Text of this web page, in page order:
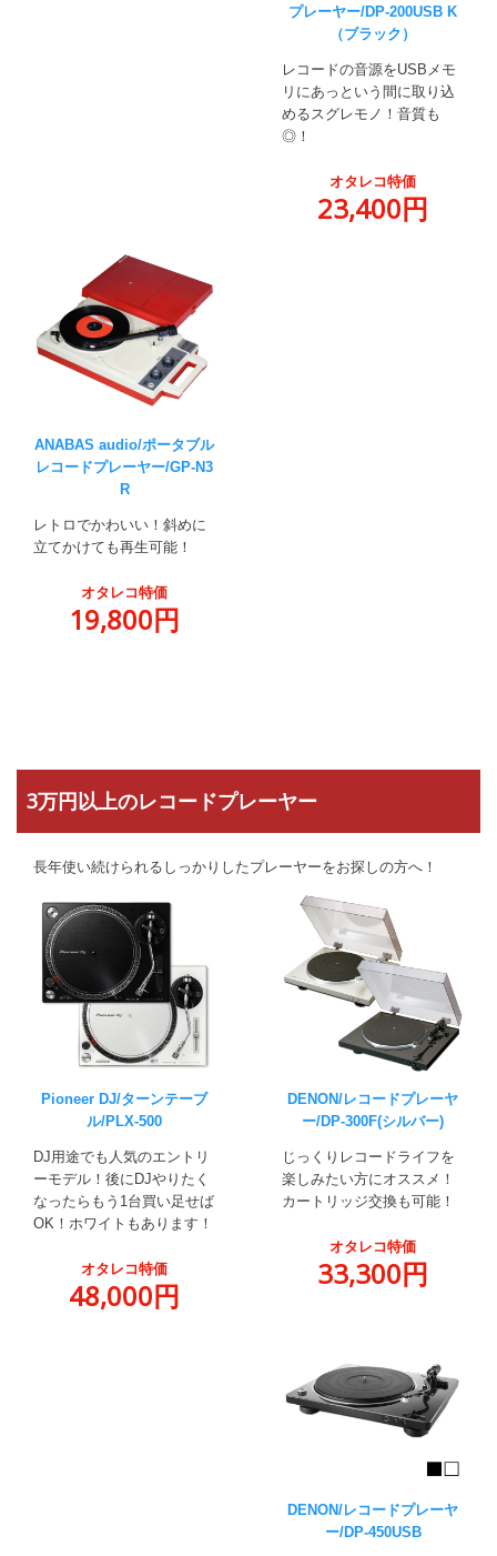
プレーヤー/DP-200USB K
（ブラック）
レコードの音源をUSBメモ
リにあっという間に取り込
めるスグレモノ！音質も
◎！
オタレコ特価
23,400円
ANABAS audio/ポータブル
レコードプレーヤー/GP-N3
R
レトロでかわいい！斜めに
立てかけても再生可能！
オタレコ特価
19,800円
3万円以上のレコードプレーヤー
長年使い続けられるしっかりしたプレーヤーをお探しの方へ！
Pioneer DJ/ターンテーブ
ル/PLX-500
DJ用途でも人気のエントリ
ーモデル！後にDJやりたく
なったらもう1台買い足せば
OK！ホワイトもあります！
オタレコ特価
48,000円
DENON/レコードプレーヤ
ー/DP-300F(シルバー)
じっくりレコードライフを
楽しみたい方にオススメ！
カートリッジ交換も可能！
オタレコ特価
33,300円
DENON/レコードプレーヤ
ー/DP-450USB